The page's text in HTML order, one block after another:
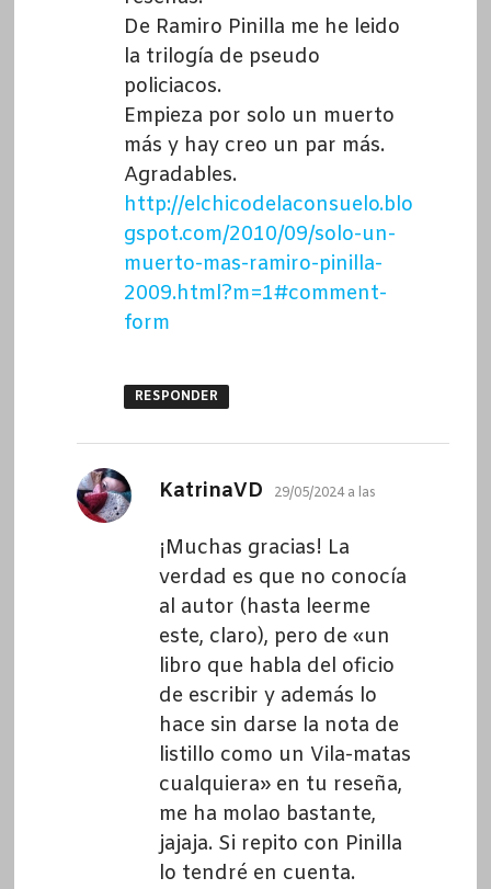
De Ramiro Pinilla me he leido
la trilogía de pseudo
policiacos.
Empieza por solo un muerto
más y hay creo un par más.
Agradables.
http://elchicodelaconsuelo.blo
gspot.com/2010/09/solo-un-
muerto-mas-ramiro-pinilla-
2009.html?m=1#comment-
form
RESPONDER
KatrinaVD dice:
29/05/2024 a las
¡Muchas gracias! La
verdad es que no conocía
al autor (hasta leerme
este, claro), pero de «un
libro que habla del oficio
de escribir y además lo
hace sin darse la nota de
listillo como un Vila-matas
cualquiera» en tu reseña,
me ha molao bastante,
jajaja. Si repito con Pinilla
lo tendré en cuenta.